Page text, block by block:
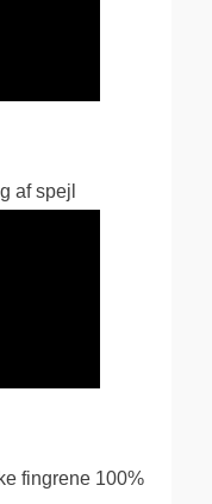
af spejl
fingrene 100%